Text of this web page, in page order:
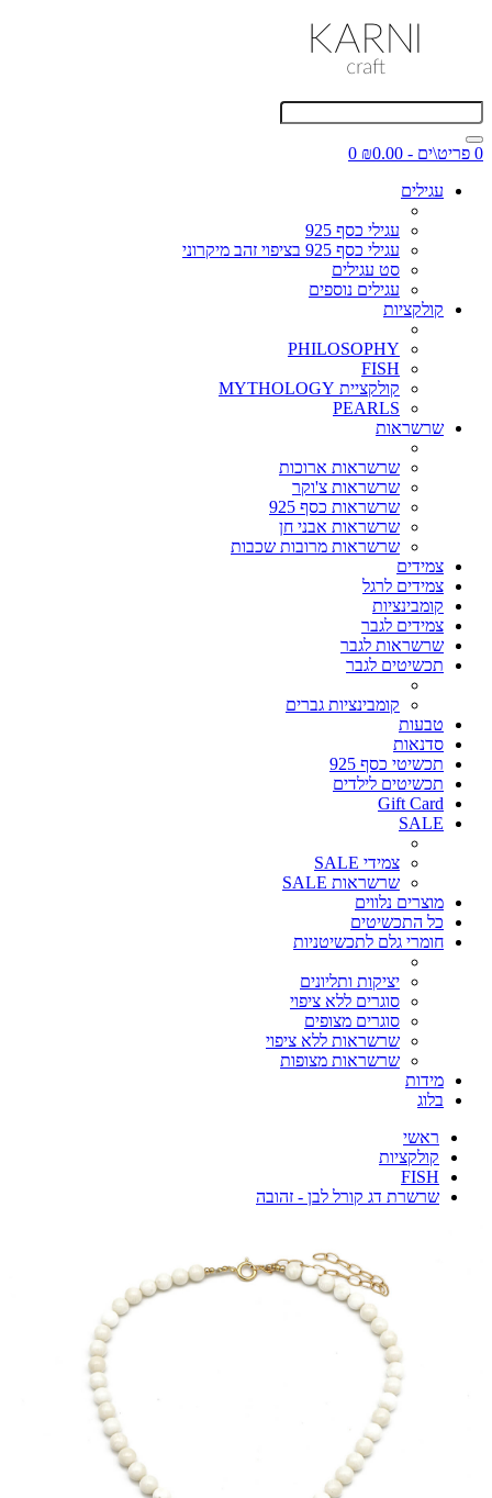
0 פריט\ים - ₪0.00
0
עגילים
עגילי כסף 925
עגילי כסף 925 בציפוי זהב מיקרוני
סט עגילים
עגילים נוספים
קולקציות
PHILOSOPHY
FISH
קולקציית MYTHOLOGY
PEARLS
שרשראות
שרשראות ארוכות
שרשראות צ'וקר
שרשראות כסף 925
שרשראות אבני חן
שרשראות מרובות שכבות
צמידים
צמידים לרגל
קומבינציות
צמידים לגבר
שרשראות לגבר
תכשיטים לגבר
קומבינציות גברים
טבעות
סדנאות
תכשיטי כסף 925
תכשיטים לילדים
Gift Card
SALE
צמידי SALE
שרשראות SALE
מוצרים נלווים
כל התכשיטים
חומרי גלם לתכשיטניות
יציקות ותליונים
סוגרים ללא ציפוי
סוגרים מצופים
שרשראות ללא ציפוי
שרשראות מצופות
מידות
בלוג
ראשי
קולקציות
FISH
שרשרת דג קורל לבן - זהובה